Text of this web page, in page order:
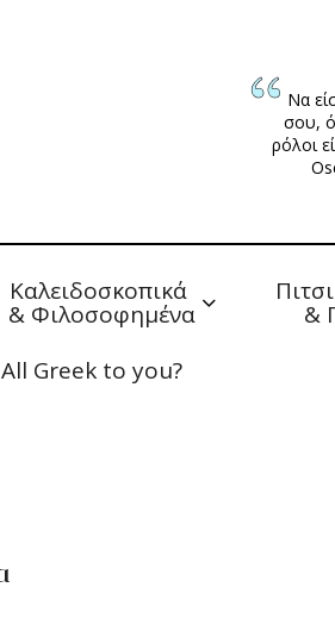
Να
σου,
ρόλοι
Καλειδοσκοπικά
& Φιλοσοφημένα
&
All Greek to you?